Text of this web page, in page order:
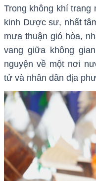
Trong không khí
kinh Dược sư, nhất
mưa thuận gió hòa,
vang giữa không
nguyện về một nơi
tử và nhân dân địa